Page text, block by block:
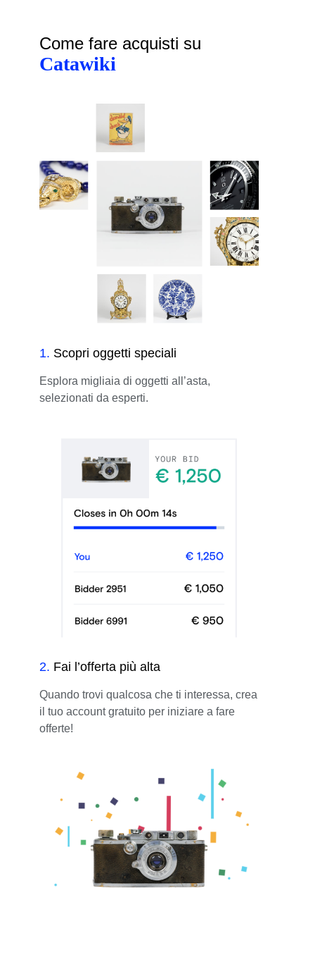
Come fare acquisti su
Catawiki
1. Scopri oggetti speciali
Esplora migliaia di oggetti all’asta,
selezionati da esperti.
2. Fai l’offerta più alta
Quando trovi qualcosa che ti interessa, crea
il tuo account gratuito per iniziare a fare
offerte!